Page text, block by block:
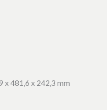
x 481,6 x 242,3 mm